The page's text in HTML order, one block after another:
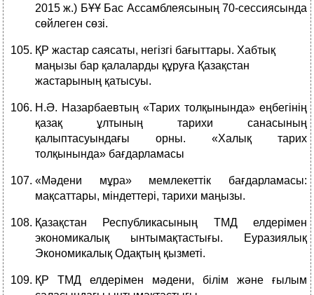
2015 ж.) БҰҰ Бас Ассамблеясының 70-сессиясында
сөйлеген сөзі.
ҚР жастар саясаты, негізгі бағыттары. Хабтық
маңызы бар қалаларды құруға Қазақстан
жастарының қатысуы.
Н.Ә. Назарбаевтың «Тарих толқынында» еңбегінің
қазақ ұлтының тарихи санасының
қалыптасуындағы орны. «Халық тарих
толқынында» бағдарламасы
«Мәдени мұра» мемлекеттік бағдарламасы:
мақсаттары, міндеттері, тарихи маңызы.
Қазақстан Республикасының ТМД елдерімен
экономикалық ынтымақтастығы. Еуразиялық
Экономикалық Одақтың қызметі.
ҚР ТМД елдерімен мәдени, білім және ғылым